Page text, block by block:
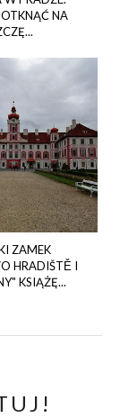
NA
ZAMEK
HRADIŠTĚ I
KSIĄŻĘ...